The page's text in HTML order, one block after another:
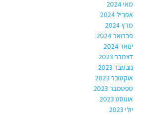
מאי 2024
אפריל 2024
מרץ 2024
פברואר 2024
ינואר 2024
דצמבר 2023
נובמבר 2023
אוקטובר 2023
ספטמבר 2023
אוגוסט 2023
יולי 2023